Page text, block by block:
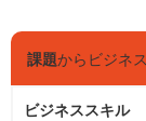
課題からビジネ
ビジネススキル